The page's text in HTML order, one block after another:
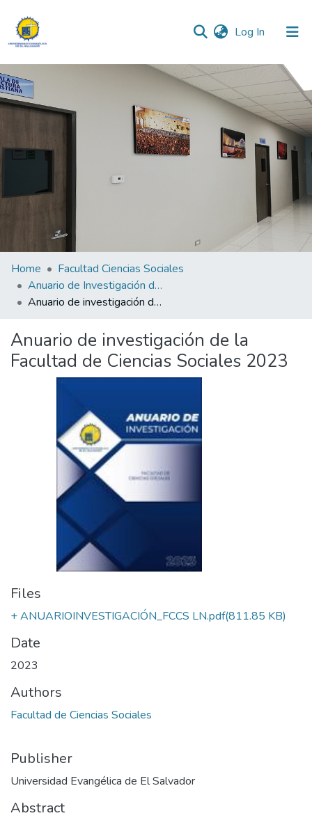
Log In (current)
Communities & Collections
All of DSpace
Home
Facultad Ciencias Sociales
Anuario de Investigación de la Facultad de Ciencias Sociales 2023
Anuario de investigación de la Facultad de Ciencias Sociales 2023
Anuario de investigación de la
Facultad de Ciencias Sociales 2023
Files
+ ANUARIOINVESTIGACIÓN_FCCS LN.pdf(811.85 KB)
Date
2023
Authors
Facultad de Ciencias Sociales
Publisher
Universidad Evangélica de El Salvador
Abstract